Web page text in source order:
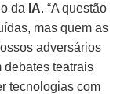
da IA. “A questão
mas quem as
adversários
debates teatrais
tecnologias com